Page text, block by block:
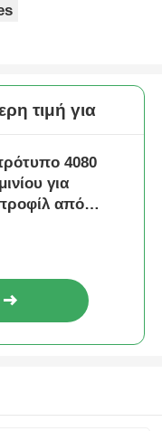
τιμή για
4080
για
από